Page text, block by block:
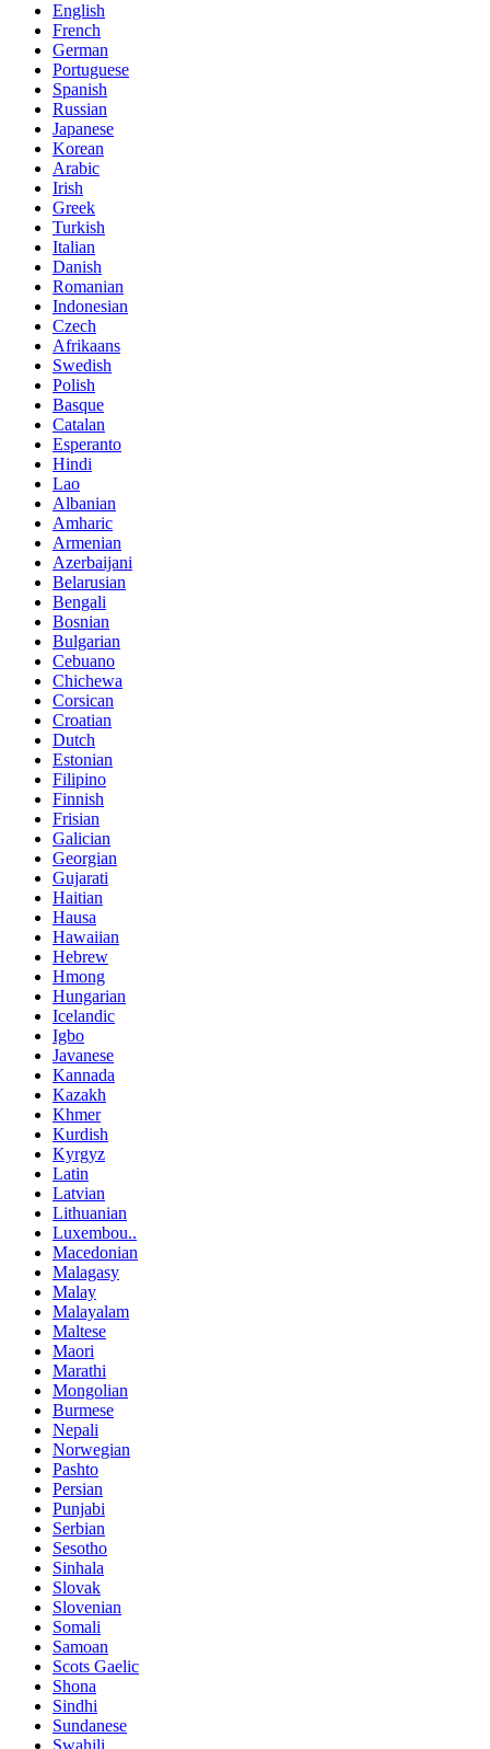
English
French
German
Portuguese
Spanish
Russian
Japanese
Korean
Arabic
Irish
Greek
Turkish
Italian
Danish
Romanian
Indonesian
Czech
Afrikaans
Swedish
Polish
Basque
Catalan
Esperanto
Hindi
Lao
Albanian
Amharic
Armenian
Azerbaijani
Belarusian
Bengali
Bosnian
Bulgarian
Cebuano
Chichewa
Corsican
Croatian
Dutch
Estonian
Filipino
Finnish
Frisian
Galician
Georgian
Gujarati
Haitian
Hausa
Hawaiian
Hebrew
Hmong
Hungarian
Icelandic
Igbo
Javanese
Kannada
Kazakh
Khmer
Kurdish
Kyrgyz
Latin
Latvian
Lithuanian
Luxembou..
Macedonian
Malagasy
Malay
Malayalam
Maltese
Maori
Marathi
Mongolian
Burmese
Nepali
Norwegian
Pashto
Persian
Punjabi
Serbian
Sesotho
Sinhala
Slovak
Slovenian
Somali
Samoan
Scots Gaelic
Shona
Sindhi
Sundanese